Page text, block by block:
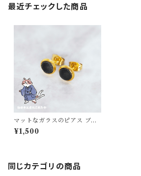
最近チェックした商品
マットなガラスのピアス ブラ
ック 黒 金枠 ゴールド ギフト
プレゼント 普段使い
¥1,500
同じカテゴリの商品